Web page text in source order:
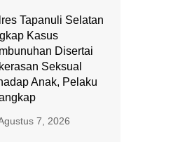
Tapanuli Selatan
Kasus
Disertai
Seksual
Anak, Pelaku
7, 2026